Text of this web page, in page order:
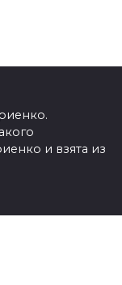
и взята из